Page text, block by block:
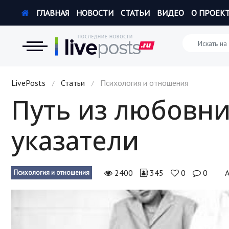
Новости
Экономика
Происшествия
Россия
ГЛАВНАЯ НОВОСТИ СТАТЬИ ВИДЕО О
LivePosts / Статьи / Психология и отношения
Путь из
указатели
Психология и отношения 2400 345 0 0